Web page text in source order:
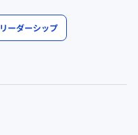
リーダーシップ